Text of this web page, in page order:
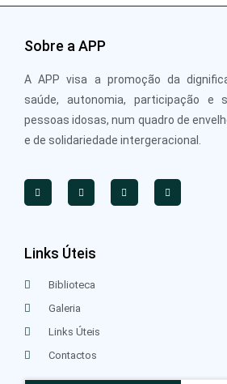
Sobre a APP
A APP visa a promoção da
saúde, autonomia, participação e
pessoas idosas, num quadro de
e de solidariedade intergeracional.
Links Úteis
Biblioteca
Galeria
Links Úteis
Contactos